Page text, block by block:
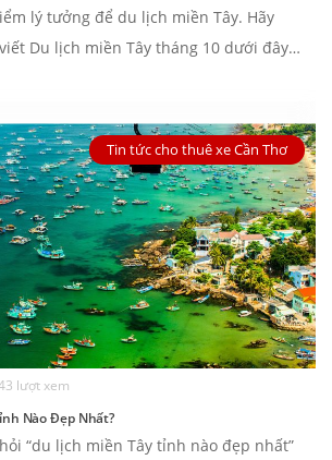
lý tưởng để du lịch miền Tây. Hãy
Du lịch miền Tây tháng 10 dưới đây
Tin tức cho thuê xe Cần Thơ
lượt xem
Nào Đẹp Nhất?
“du lịch miền Tây tỉnh nào đẹp nhất”